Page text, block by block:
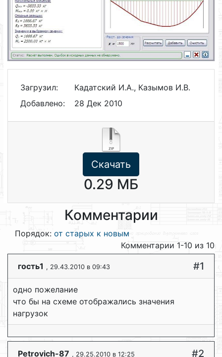
Загрузил:
Кадатский И.А., Казымов И.В.
Добавлено:
28 Дек 2010
Скачать
0.29 МБ
Комментарии
Порядок: от старых к новым
Комментарии 1-10 из 10
гость1 , 29.43.2010 в 09:43 #1
одно пожелание
что бы на схеме отображались значения
нагрузок
Petrovich-87 , 29.25.2010 в 12:25 #2